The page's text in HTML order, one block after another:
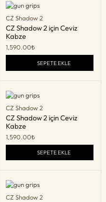
CZ Shadow 2
CZ Shadow 2 için Ceviz
Kabze
1,590.00₺
SEPETE EKLE
CZ Shadow 2
CZ Shadow 2 için Ceviz
Kabze
1,590.00₺
SEPETE EKLE
CZ Shadow 2